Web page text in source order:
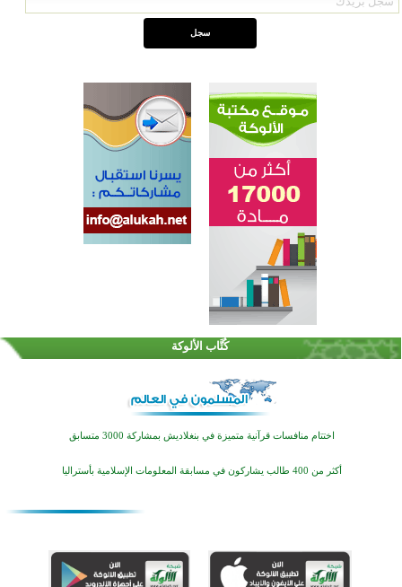
كُتَّاب الألوكة
اختتام منافسات قرآنية متميزة في بنغلاديش بمشاركة 3000 متسابق
أكثر من 400 طالب يشاركون في مسابقة المعلومات الإسلامية بأستراليا
أكبر مشروع إسلامي في ريف أستراليا يفتتح أبوابه بعد سنوات من العمل والعطاء